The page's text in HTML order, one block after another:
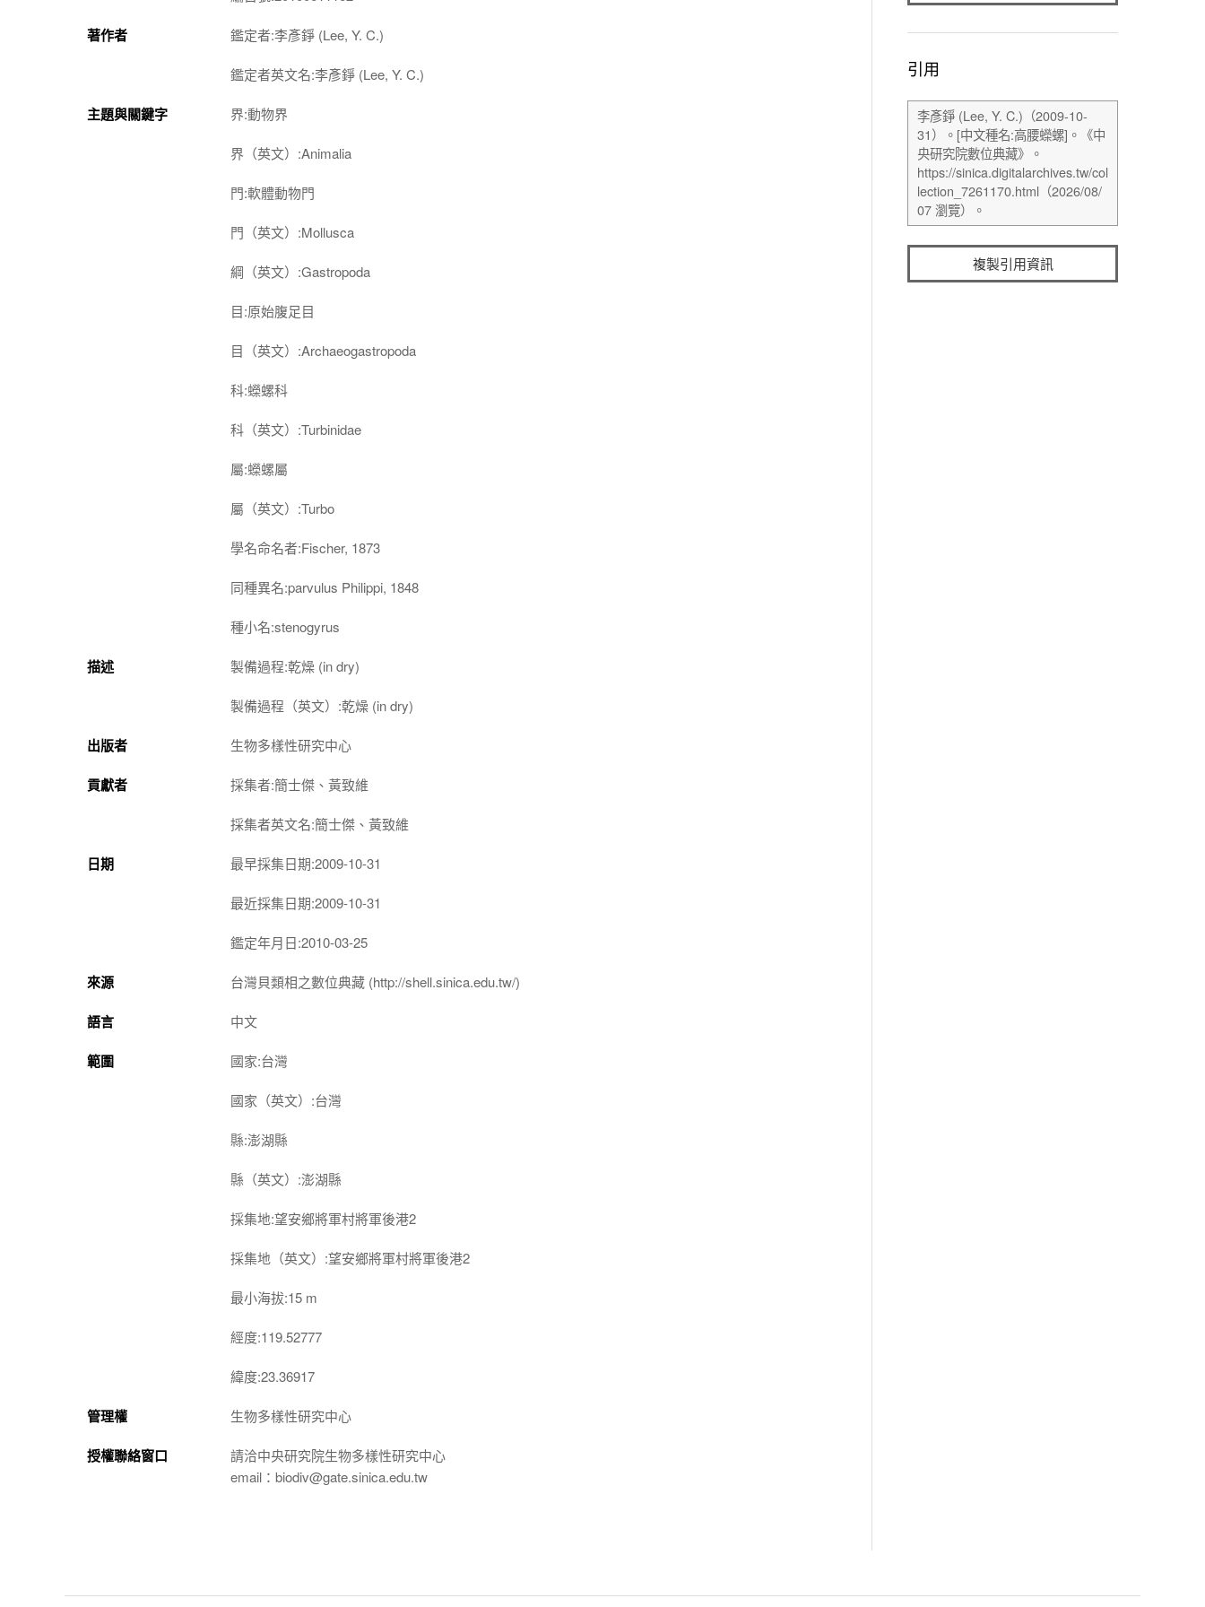
著作者 鑑定者:李彥錚 (Lee, Y. C.)
鑑定者英文名:李彥錚 (Lee, Y. C.)
主題與關鍵字 界:動物界
界（英文）:Animalia
門:軟體動物門
門（英文）:Mollusca
綱（英文）:Gastropoda
目:原始腹足目
目（英文）:Archaeogastropoda
科:蠑螺科
科（英文）:Turbinidae
屬:蠑螺屬
屬（英文）:Turbo
學名命名者:Fischer, 1873
同種異名:parvulus Philippi, 1848
種小名:stenogyrus
描述 製備過程:乾燥 (in dry)
製備過程（英文）:乾燥 (in dry)
出版者 生物多樣性研究中心
貢獻者 採集者:簡士傑、黃致維
採集者英文名:簡士傑、黃致維
日期 最早採集日期:2009-10-31
最近採集日期:2009-10-31
鑑定年月日:2010-03-25
來源 台灣貝類相之數位典藏 (http://shell.sinica.edu.tw/)
語言 中文
範圍 國家:台灣
國家（英文）:台灣
縣:澎湖縣
縣（英文）:澎湖縣
採集地:望安鄉將軍村將軍後港2
採集地（英文）:望安鄉將軍村將軍後港2
最小海拔:15 m
經度:119.52777
緯度:23.36917
管理權 生物多樣性研究中心
授權聯絡窗口
請洽中央研究院生物多樣性研究中心
email：biodiv@gate.sinica.edu.tw
引用
複製引用資訊